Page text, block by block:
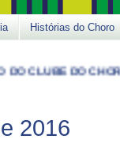
Histórias do Choro
DE BH.
2016